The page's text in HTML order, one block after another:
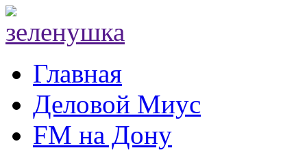
Главная
Деловой Миус
FM на Дону